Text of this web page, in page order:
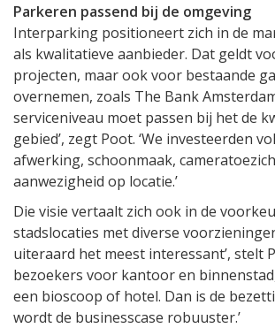
Parkeren passend bij de omgeving
Interparking positioneert zich in de
als kwalitatieve aanbieder. Dat geldt
projecten, maar ook voor bestaande
overnemen, zoals The Bank
serviceniveau moet passen bij het de
gebied’, zegt Poot. ‘We investeerden
afwerking, schoonmaak,
aanwezigheid op locatie.’
Die visie vertaalt zich ook in de
stadslocaties met diverse
uiteraard het meest interessant’, stelt
bezoekers voor kantoor en
een bioscoop of hotel. Dan is de
wordt de businesscase robuuster.’